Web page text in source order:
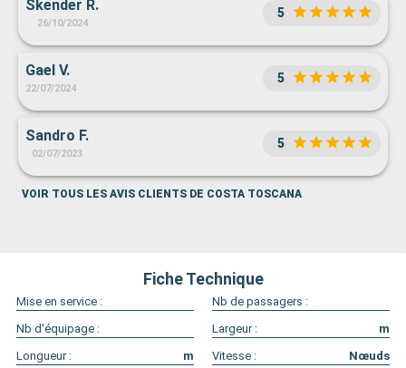
Skender R.
26/10/2024
5
Gael V.
22/07/2024
5
Sandro F.
02/07/2023
5
VOIR TOUS LES AVIS CLIENTS DE COSTA TOSCANA
Fiche Technique
Mise en service :
Nb de passagers :
Nb d'équipage :
Largeur :
m
Longueur :
m Vitesse : Nœuds